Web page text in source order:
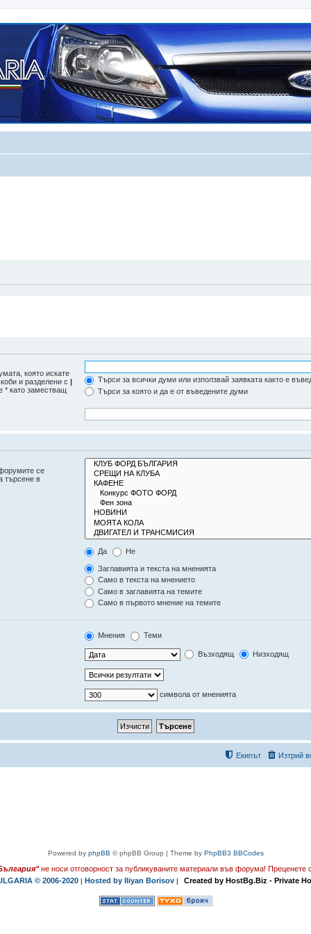
която искате
и разделени с |
* като заместващ
Търси за всички думи или използвай заявката както е
Търси за която и да е от въведените думи
се
търсене в
Да Не
Заглавията и текста на мненията
Само в текста на мнението
Само в заглавията на темите
Само в първото мнение на темите
Мнения Теми
Възходящ Низходящ
символа от мненията
Изтрий
Екипът
Powered by phpBB © phpBB Group | Theme by PhpBB3 BBCodes
не носи отговорност за публикуваните материали във форума! Преценете
© 2006-2020 | Hosted by Iliyan Borisov | Created by HostBg.Biz - Private